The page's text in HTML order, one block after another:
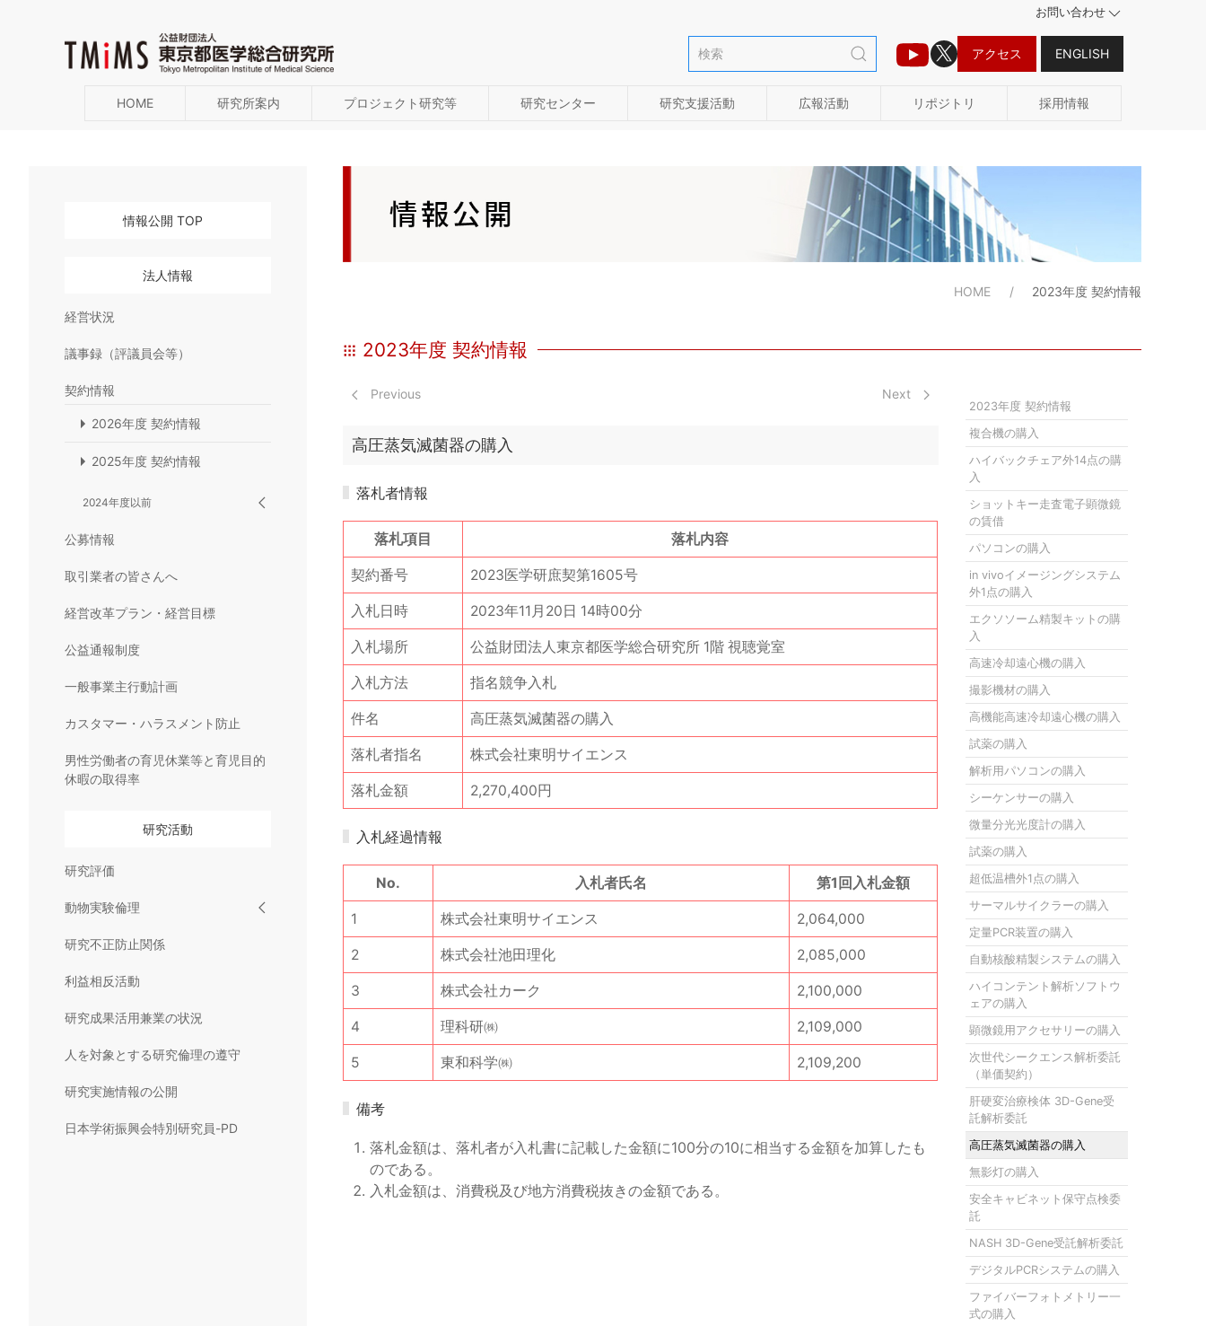
お問い合わせ
アクセス ENGLISH
HOME 研究所案内 プロジェクト研究等 研究センター 研究支援活動 広報活動 リポジトリ 採用情報
情報公開 TOP
法人情報
経営状況
議事録（評議員会等）
契約情報
2026年度 契約情報
2025年度 契約情報
2024年度以前
公募情報
取引業者の皆さんへ
経営改革プラン・経営目標
公益通報制度
一般事業主行動計画
カスタマー・ハラスメント防止
男性労働者の育児休業等と育児目的
休暇の取得率
研究活動
研究評価
動物実験倫理
研究不正防止関係
利益相反活動
研究成果活用兼業の状況
人を対象とする研究倫理の遵守
研究実施情報の公開
日本学術振興会特別研究員-PD
HOME 2023年度 契約情報
2023年度 契約情報
Previous Next
高圧蒸気滅菌器の購入
落札者情報
落札項目 落札内容
契約番号 2023医学研庶契第1605号
入札日時 2023年11月20日 14時00分
入札場所 公益財団法人東京都医学総合研究所 1階 視聴覚室
入札方法 指名競争入札
件名 高圧蒸気滅菌器の購入
落札者指名 株式会社東明サイエンス
落札金額 2,270,400円
入札経過情報
No. 入札者氏名 第1回入札金額
1 株式会社東明サイエンス 2,064,000
2 株式会社池田理化 2,085,000
3 株式会社カーク 2,100,000
4 理科研㈱ 2,109,000
5 東和科学㈱ 2,109,200
備考
落札金額は、落札者が入札書に記載した金額に100分の10に相当する金額を加算したも
のである。
入札金額は、消費税及び地方消費税抜きの金額である。
2023年度 契約情報
複合機の購入
ハイバックチェア外14点の購
入
ショットキー走査電子顕微鏡
の賃借
パソコンの購入
in vivoイメージングシステム
外1点の購入
エクソソーム精製キットの購
入
高速冷却遠心機の購入
撮影機材の購入
高機能高速冷却遠心機の購入
試薬の購入
解析用パソコンの購入
シーケンサーの購入
微量分光光度計の購入
試薬の購入
超低温槽外1点の購入
サーマルサイクラーの購入
定量PCR装置の購入
自動核酸精製システムの購入
ハイコンテント解析ソフトウ
ェアの購入
顕微鏡用アクセサリーの購入
次世代シークエンス解析委託
（単価契約）
肝硬変治療検体 3D-Gene受
託解析委託
高圧蒸気滅菌器の購入
無影灯の購入
安全キャビネット保守点検委
託
NASH 3D-Gene受託解析委託
デジタルPCRシステムの購入
ファイバーフォトメトリー一
式の購入